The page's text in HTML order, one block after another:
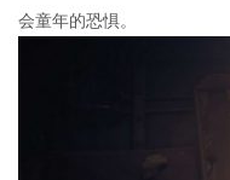
会童年的恐惧。